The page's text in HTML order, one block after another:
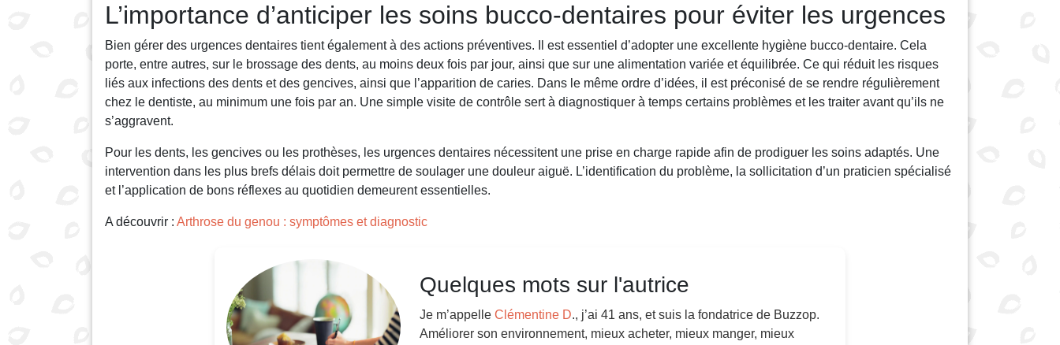
L’importance d’anticiper les soins bucco-dentaires pour éviter les urgences
Bien gérer des urgences dentaires tient également à des actions préventives. Il est essentiel d’adopter une excellente hygiène bucco-dentaire. Cela
porte, entre autres, sur le brossage des dents, au moins deux fois par jour, ainsi que sur une alimentation variée et équilibrée. Ce qui réduit les risques
liés aux infections des dents et des gencives, ainsi que l’apparition de caries. Dans le même ordre d’idées, il est préconisé de se rendre régulièrement
chez le dentiste, au minimum une fois par an. Une simple visite de contrôle sert à diagnostiquer à temps certains problèmes et les traiter avant qu’ils ne
s’aggravent.
Pour les dents, les gencives ou les prothèses, les urgences dentaires nécessitent une prise en charge rapide afin de prodiguer les soins adaptés. Une
intervention dans les plus brefs délais doit permettre de soulager une douleur aiguë. L’identification du problème, la sollicitation d’un praticien spécialisé
et l’application de bons réflexes au quotidien demeurent essentielles.
A découvrir : Arthrose du genou : symptômes et diagnostic
Quelques mots sur l'autrice
Je m’appelle Clémentine D., j’ai 41 ans, et suis la fondatrice de Buzzop.
Améliorer son environnement, mieux acheter, mieux manger, mieux